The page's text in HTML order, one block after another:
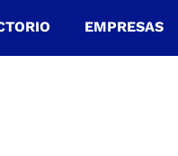
EMPRESAS